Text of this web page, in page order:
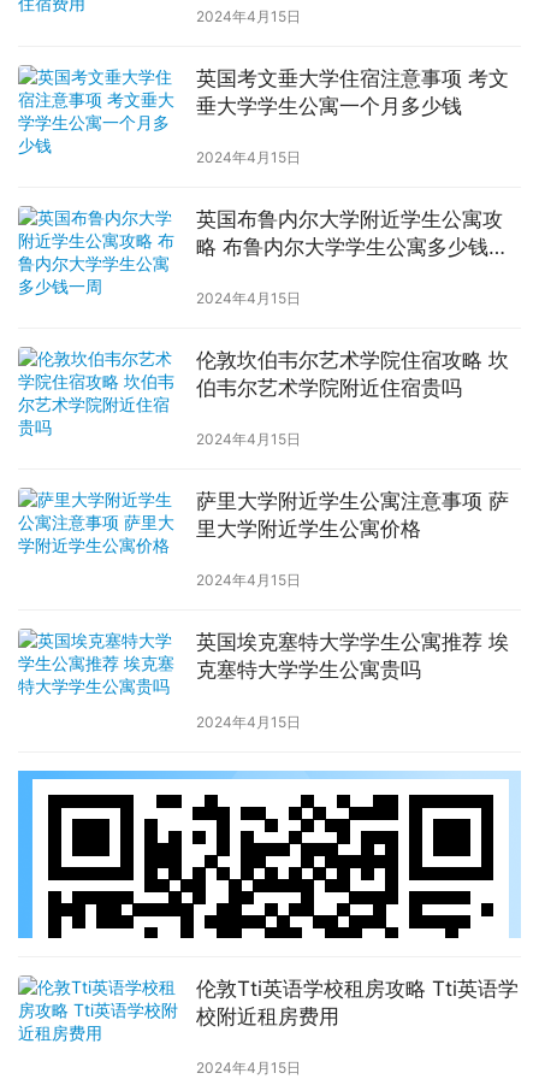
2024年4月15日
英国考文垂大学住宿注意事项 考文
垂大学学生公寓一个月多少钱
2024年4月15日
英国布鲁内尔大学附近学生公寓攻
略 布鲁内尔大学学生公寓多少钱一
2024年4月15日
伦敦坎伯韦尔艺术学院住宿攻略 坎
伯韦尔艺术学院附近住宿贵吗
2024年4月15日
萨里大学附近学生公寓注意事项 萨
里大学附近学生公寓价格
2024年4月15日
英国埃克塞特大学学生公寓推荐 埃
克塞特大学学生公寓贵吗
2024年4月15日
伦敦Tti英语学校租房攻略 Tti英语学
校附近租房费用
2024年4月15日